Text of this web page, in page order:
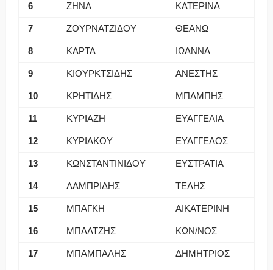
6 ΖΗΝΑ ΚΑΤΕΡΙΝΑ
7 ΖΟΥΡΝΑΤΖΙΔΟΥ ΘΕΑΝΩ
8 ΚΑΡΤΑ ΙΩΑΝΝΑ
9 ΚΙΟΥΡΚΤΣΙΔΗΣ ΑΝΕΣΤΗΣ
10 ΚΡΗΤΙΔΗΣ ΜΠΑΜΠΗΣ
11 ΚΥΡΙΑΖΗ ΕΥΑΓΓΕΛΙΑ
12 ΚΥΡΙΑΚΟΥ ΕΥΑΓΓΕΛΟΣ
13 ΚΩΝΣΤΑΝΤΙΝΙΔΟΥ ΕΥΣΤΡΑΤΙΑ
14 ΛΑΜΠΡΙΔΗΣ ΤΕΛΗΣ
15 ΜΠΑΓΚΗ ΑΙΚΑΤΕΡΙΝΗ
16 ΜΠΑΛΤΖΗΣ ΚΩΝ/ΝΟΣ
17 ΜΠΑΜΠΑΛΗΣ ΔΗΜΗΤΡΙΟΣ